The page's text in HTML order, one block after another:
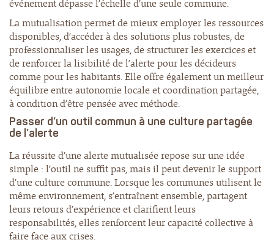
événement dépasse l’échelle d’une seule commune.
La mutualisation permet de mieux employer les ressources
disponibles, d’accéder à des solutions plus robustes, de
professionnaliser les usages, de structurer les exercices et
de renforcer la lisibilité de l’alerte pour les décideurs
comme pour les habitants. Elle offre également un meilleur
équilibre entre autonomie locale et coordination partagée,
à condition d’être pensée avec méthode.
Passer d’un outil commun à une culture partagée
de l’alerte
La réussite d’une alerte mutualisée repose sur une idée
simple : l’outil ne suffit pas, mais il peut devenir le support
d’une culture commune. Lorsque les communes utilisent le
même environnement, s’entraînent ensemble, partagent
leurs retours d’expérience et clarifient leurs
responsabilités, elles renforcent leur capacité collective à
faire face aux crises.